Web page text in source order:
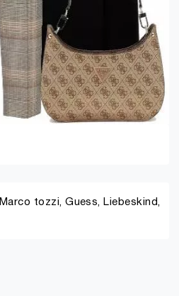
Marco tozzi,Guess, Liebeskind,